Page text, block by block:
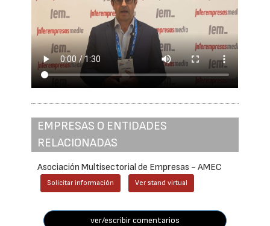
EMPRESAS O ENTIDADES
RELACIONADAS
Asociación Multisectorial de Empresas - AMEC
Solicitar información Ver stand virtual
ver/escribir comentarios